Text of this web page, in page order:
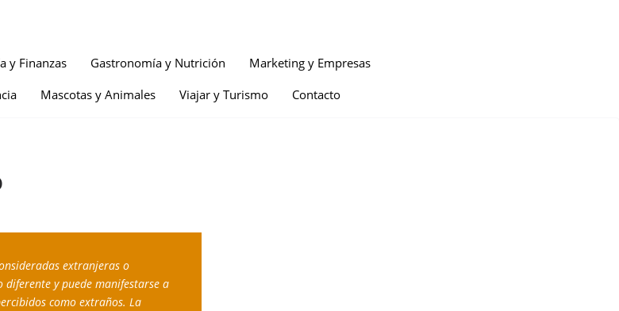
y Finanzas Gastronomía y Nutrición
Marketing y Empresas
Mascotas y Animales Viajar y Turismo Contacto
extranjeras o
y puede manifestarse a
como extraños. La